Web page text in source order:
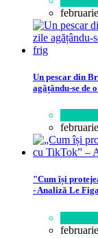
Un pescar din
agățându-se de
"Cum își
- Analiză Le